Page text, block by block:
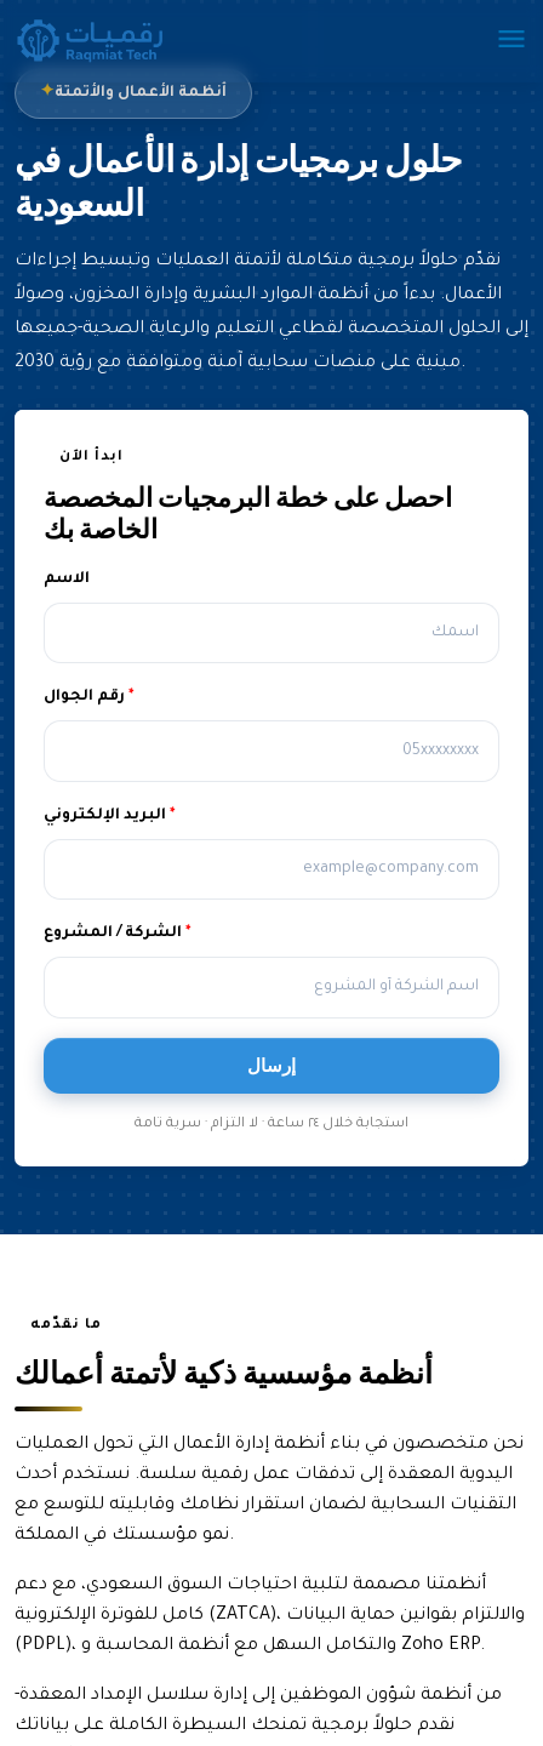
أنظمة الأعمال والأتمتة
حلول برمجيات إدارة الأعمال في
السعودية
نقدّم حلولاً برمجية متكاملة لأتمتة العمليات وتبسيط إجراءات
الأعمال. بدءاً من أنظمة الموارد البشرية وإدارة المخزون، وصولاً
إلى الحلول المتخصصة لقطاعي التعليم والرعاية الصحية-جميعها
مبنية على منصات سحابية آمنة ومتوافقة مع رؤية 2030.
ابدأ الآن
احصل على خطة البرمجيات المخصصة
الخاصة بك
الاسم
*
*
*
إرسال
استجابة خلال ٢٤ ساعة · لا التزام · سرية تامة
ما نقدّمه
أنظمة مؤسسية ذكية لأتمتة أعمالك
نحن متخصصون في بناء أنظمة إدارة الأعمال التي تحول العمليات
اليدوية المعقدة إلى تدفقات عمل رقمية سلسة. نستخدم أحدث
التقنيات السحابية لضمان استقرار نظامك وقابليته للتوسع مع
نمو مؤسستك في المملكة.
أنظمتنا مصممة لتلبية احتياجات السوق السعودي، مع دعم
كامل للفوترة الإلكترونية (ZATCA)، والالتزام بقوانين حماية البيانات
(PDPL)، والتكامل السهل مع أنظمة المحاسبة و Zoho ERP.
من أنظمة شؤون الموظفين إلى إدارة سلاسل الإمداد المعقدة-
نقدم حلولاً برمجية تمنحك السيطرة الكاملة على بياناتك